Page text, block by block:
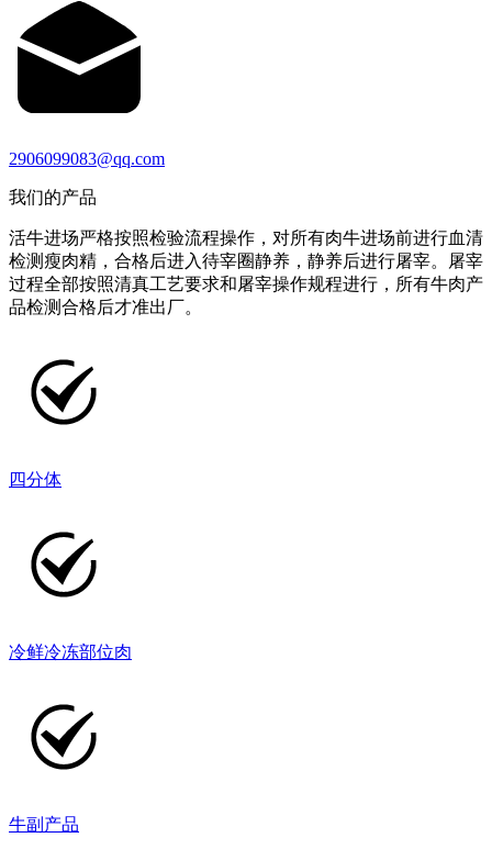
2906099083@qq.com
我们的产品
活牛进场严格按照检验流程操作，对所有肉牛进场前进行血清
检测瘦肉精，合格后进入待宰圈静养，静养后进行屠宰。屠宰
过程全部按照清真工艺要求和屠宰操作规程进行，所有牛肉产
品检测合格后才准出厂。
四分体
冷鲜冷冻部位肉
牛副产品